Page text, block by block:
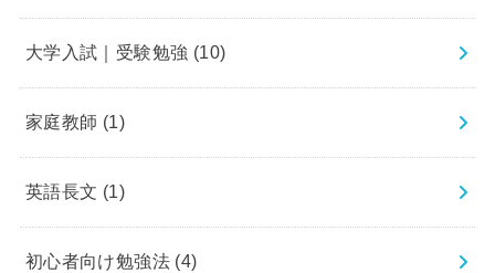
大学入試｜受験勉強 (10)
家庭教師 (1)
英語長文 (1)
初心者向け勉強法 (4)